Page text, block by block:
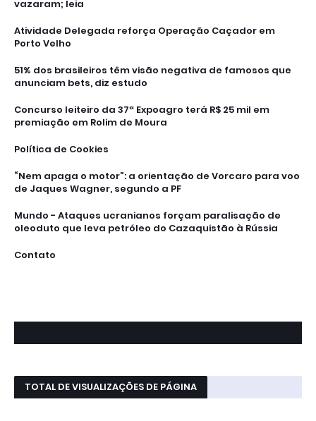
vazaram; leia
Atividade Delegada reforça Operação Caçador em
Porto Velho
51% dos brasileiros têm visão negativa de famosos que
anunciam bets, diz estudo
Concurso leiteiro da 37ª Expoagro terá R$ 25 mil em
premiação em Rolim de Moura
Política de Cookies
“Nem apaga o motor”: a orientação de Vorcaro para voo
de Jaques Wagner, segundo a PF
Mundo - Ataques ucranianos forçam paralisação de
oleoduto que leva petróleo do Cazaquistão à Rússia
Contato
TOTAL DE VISUALIZAÇÕES DE PÁGINA